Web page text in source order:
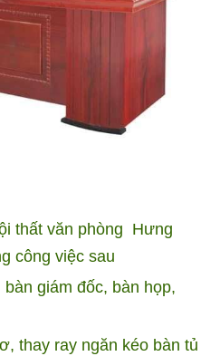
thất văn phòng Hưng
công việc sau
giám đốc, bàn họp,
thay ray ngăn kéo bàn tủ